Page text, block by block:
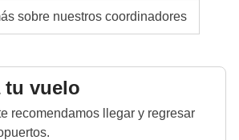
sobre nuestros coordinadores
tu vuelo
recomendamos llegar y regresar